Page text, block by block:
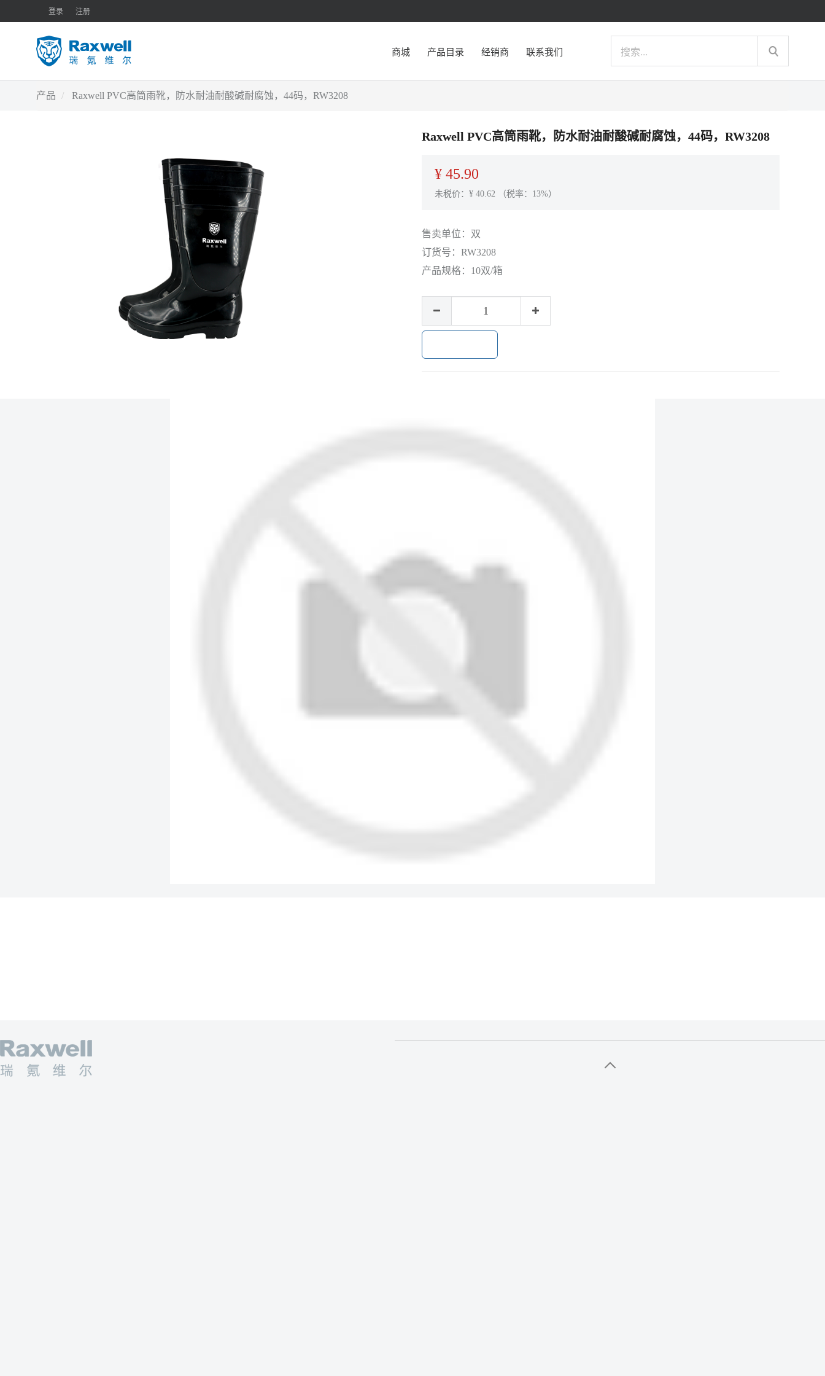
登录 注册
商城 产品目录 经销商 联系我们
产品 Raxwell PVC高筒雨靴，防水耐油耐酸碱耐腐蚀，44码，RW3208
Raxwell PVC高筒雨靴，防水耐油耐酸碱耐腐蚀，44码，RW3208
¥ 45.90
未税价：¥ 40.62（税率：13%）
售卖单位： 双
订货号： RW3208
产品规格： 10双/箱